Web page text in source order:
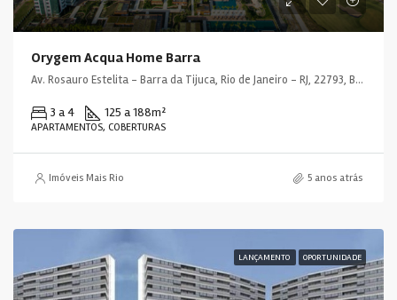
Orygem Acqua Home Barra
Av. Rosauro Estelita - Barra da Tijuca, Rio de Janeiro - RJ, 22793, Brasil
3 a 4 125 a 188m²
APARTAMENTOS, COBERTURAS
Imóveis Mais Rio 5 anos atrás
LANÇAMENTO OPORTUNIDADE